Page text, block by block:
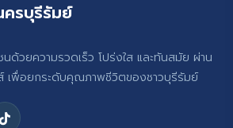
ครบุรีรัมย์
นด้วยความรวดเร็ว โปร่งใส และทันสมัย ผ่าน
เพื่อยกระดับคุณภาพชีวิตของชาวบุรีรัมย์